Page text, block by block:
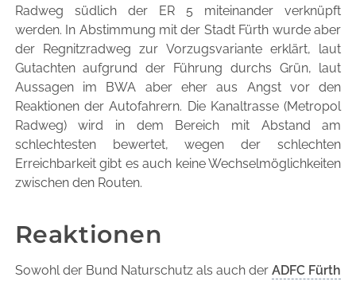
Radweg südlich der ER 5 miteinander verknüpft
werden. In Abstimmung mit der Stadt Fürth wurde aber
der Regnitzradweg zur Vorzugsvariante erklärt, laut
Gutachten aufgrund der Führung durchs Grün, laut
Aussagen im BWA aber eher aus Angst vor den
Reaktionen der Autofahrern. Die Kanaltrasse (Metropol
Radweg) wird in dem Bereich mit Abstand am
schlechtesten bewertet, wegen der schlechten
Erreichbarkeit gibt es auch keine Wechselmöglichkeiten
zwischen den Routen.
Reaktionen
Sowohl der Bund Naturschutz als auch derADFC Fürth